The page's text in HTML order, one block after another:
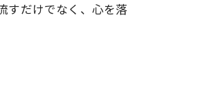
すだけでなく、心を落